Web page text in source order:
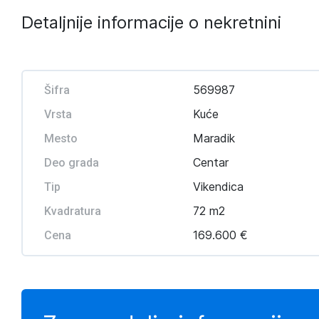
Detaljnije informacije o nekretnini
Šifra 569987
Vrsta Kuće
Mesto Maradik
Deo grada Centar
Tip Vikendica
Kvadratura 72 m2
Cena 169.600 €